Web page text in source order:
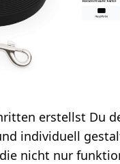
erstellst Du
individuell
nicht nur